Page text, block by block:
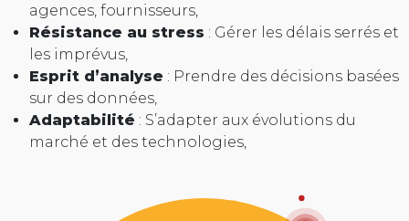
agences, fournisseurs,
Résistance au stress : Gérer les délais serrés et
les imprévus,
Esprit d’analyse : Prendre des décisions basées
sur des données,
Adaptabilité : S’adapter aux évolutions du
marché et des technologies,